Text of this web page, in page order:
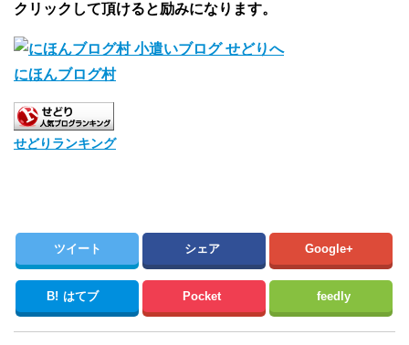
クリックして頂けると励みになります。
にほんブログ村
せどりランキング
ツイート シェア Google+
B! はてブ Pocket feedly